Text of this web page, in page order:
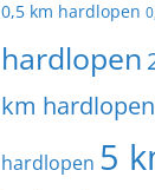
0,5 km hardlopen
hardlopen
km hardlopen
hardlopen 5